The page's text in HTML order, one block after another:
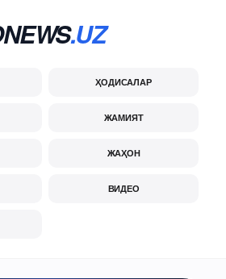
.UZ
ҲОДИСАЛАР
ЖАМИЯТ
ЖАҲОН
ВИДЕО